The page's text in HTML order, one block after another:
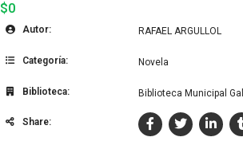
$0
Autor: RAFAEL ARGULLOL
Categoría: Novela
Biblioteca: Biblioteca Municipal
Share: